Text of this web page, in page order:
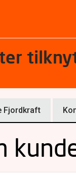
Fjordkraft